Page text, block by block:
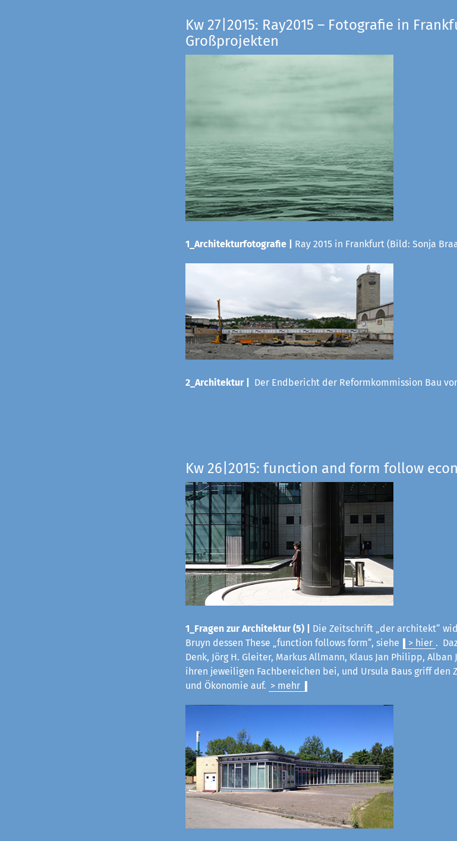
Kw 27|2015: Ray2015 – Fotografie in
Großprojekten
1_Architekturfotografie | Ray 2015 in Frankfurt (Bild: Sonja
2_Architektur | Der Endbericht der Reformkommission Bau
Kw 26|2015: function and form follow
1_Fragen zur Architektur (5) |
Die Zeitschrift „der architekt“
Bruyn dessen These „function follows form“, siehe
> hier .
Denk, Jörg H. Gleiter, Markus Allmann, Klaus Jan Philipp,
ihren jeweiligen Fachbereichen bei, und Ursula Baus griff den
und Ökonomie auf. > mehr